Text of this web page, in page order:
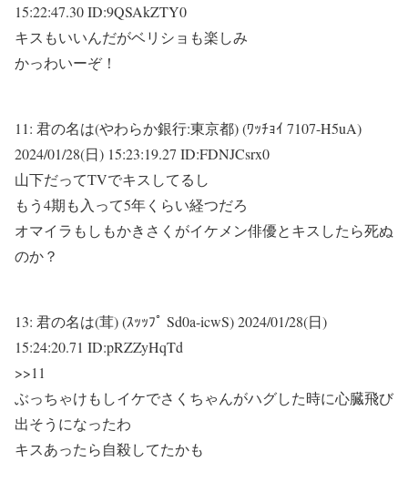
15:22:47.30 ID:9QSAkZTY0
キスもいいんだがベリショも楽しみ
かっわいーぞ！
11: 君の名は(やわらか銀行:東京都) (ﾜｯﾁｮｲ 7107-H5uA)
2024/01/28(日) 15:23:19.27 ID:FDNJCsrx0
山下だってTVでキスしてるし
もう4期も入って5年くらい経つだろ
オマイラもしもかきさくがイケメン俳優とキスしたら死ぬ
のか？
13: 君の名は(茸) (ｽｯｯﾌﾟ Sd0a-icwS)2024/01/28(日)
15:24:20.71 ID:pRZZyHqTd
>>11
ぶっちゃけもしイケでさくちゃんがハグした時に心臓飛び
出そうになったわ
キスあったら自殺してたかも